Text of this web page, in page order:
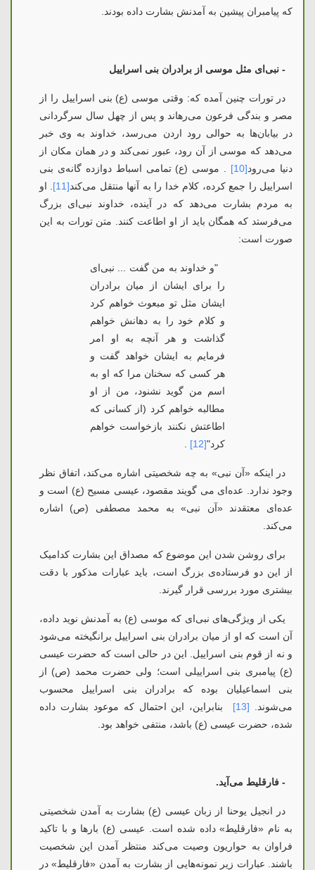
که پیامبران پیشین به آمدنش بشارت داده بودند.
- نبی‌ای مثل موسی از برادران بنی اسراییل
در تورات چنین آمده که: وقتی موسی (ع) بنی اسراییل را از
مصر و بندگی فرعون می‌رهاند و پس از چهل سال سرگردانی
در بیابان‌ها به حوالی رود اردن می‌رسد، خداوند به وی خبر
می‌دهد که موسی از آن رود، عبور نمی‌كند و در همان مکان از
دنیا می‌رود[10]
. موسی (ع) تمامی اسباط دوازده گانه‌ی بنی
اسراییل را جمع کرده، کلام خدا را به آنها منتقل می‌کند[11] . او
به مردم بشارت می‌دهد که در آینده، خداوند نبی‌ای بزرگ
می‌فرستد که همگان باید از او اطاعت کنند. متن تورات به این
صورت است:
"و خداوند به من گفت ... نبی‌ای
را برای ایشان از میان برادران
ایشان مثل تو مبعوث خواهم كرد
و كلام خود را به دهانش خواهم
گذاشت و هر آنچه به او امر
فرمایم به ایشان خواهد گفت و
هر كسی که سخنان مرا که او به
اسم من گوید نشنود، من از او
مطالبه خواهم کرد (از کسانی که
اطاعتش نکنند بازخواست خواهم
کرد"
[12]
در اینکه «آن نبی» به چه شخصیتی اشاره می‌کند، اتفاق نظر
وجود ندارد. عده‌ای می گویند مقصود، عیسی مسیح (ع) است و
عده‌ای معتقدند «آن نبی» به محمد مصطفی (ص) اشاره
می‌کند.
برای روشن شدن این موضوع که مصداق این بشارت کدامیک
از این دو فرستاده‌ی بزرگ است، باید عبارات مذکور با دقت
بیشتری مورد بررسی قرار گیرند.
یکی از ویژگی‌های نبی‌ای كه موسی (ع) به آمدنش نوید داده،
آن است که او از میان برادران بنی اسراییل برانگیخته می‌شود
و نه از قوم بنی اسراییل. این در حالی است که حضرت عیسی
(ع) پیامبری بنی اسراییلی است؛ ولی حضرت محمد (ص) از
بنی اسماعیلیان بوده که برادران بنی اسراییل محسوب
می‌شوند. [13]
بنابراین، این احتمال که موعود بشارت داده
شده، حضرت عیسی (ع) باشد، منتفی خواهد بود.
- فارقلیط می‌آید.
در انجیل یوحنا از زبان عیسی (ع) بشارت به آمدن شخصیتی
به نام «فارقلیط» داده شده است. عیسی (ع) بارها و با تاکید
فراوان به حواریون وصیت می‌کند منتظر آمدن این شخصیت
باشند. عبارات زیر نمونه‌هایی از بشارت به آمدن «فارقلیط» در